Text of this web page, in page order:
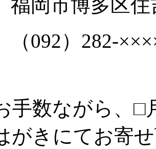
岡市博多区住
092）282-
手数ながら、□
がきにてお寄